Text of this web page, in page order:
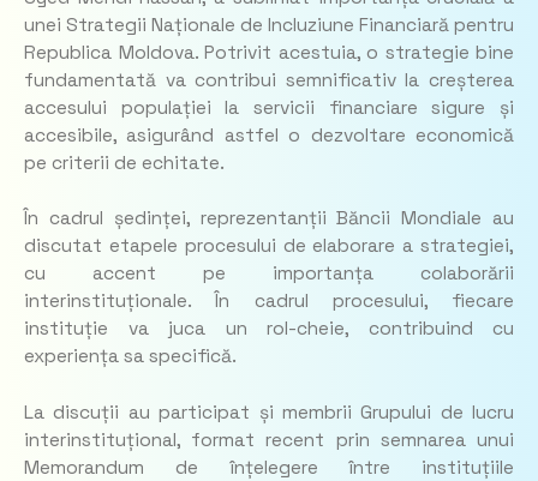
unei Strategii Naționale de Incluziune Financiară pentru
Republica Moldova. Potrivit acestuia, o strategie bine
fundamentată va contribui semnificativ la creșterea
accesului populației la servicii financiare sigure și
accesibile, asigurând astfel o dezvoltare economică
pe criterii de echitate.
În cadrul ședinței, reprezentanții Băncii Mondiale au
discutat etapele procesului de elaborare a strategiei,
cu accent pe importanța colaborării
interinstituționale. În cadrul procesului, fiecare
instituție va juca un rol-cheie, contribuind cu
experiența sa specifică.
La discuții au participat și membrii Grupului de lucru
interinstituțional, format recent prin semnarea unui
Memorandum de înțelegere între instituțiile